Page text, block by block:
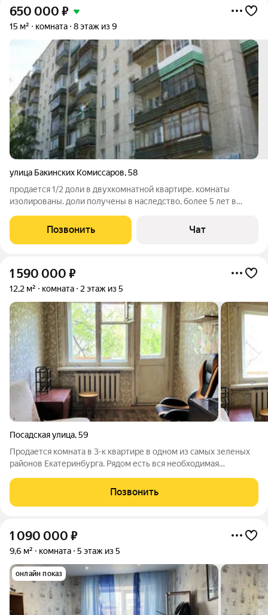
650 000 ₽
15 м² комната 8 этаж из 9
улица Бакинских Комиссаров,58
продается 1/2 доли в двухкомнатной квартире. комнаты
изолированы. доли получены в наследство, более 5 лет в
показать квартиру не сможем, если только сами
самостоятельно. рассмотрим различные
Позвонить Чат
1 590 000 ₽
12,2 м² комната 2 этаж из 5
Посадская улица,59
Продается комната в 3-к квартире в одном из самых зеленых
районов Екатеринбурга. Рядом есть вся необходимая
шаговой доступности расположены прогулочная аллея вдоль
ул.Посадская, парк на Ясной,
Позвонить
1 090 000 ₽
9,6 м² комната 5 этаж из 5
онлайн показ